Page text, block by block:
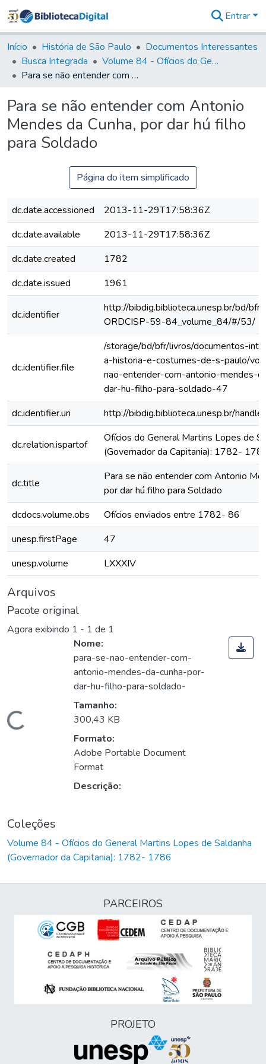
&
Coleções
Tudo na
Biblioteca
Estatísticas
Entrar
Início História de São Paulo
Documentos Interessantes
Busca Integrada
Volume 84 - Ofícios do General Martins Lopes de Saldanha (Governador da Capitania): 1782- 1786
Para se não entender com Antonio Mendes da Cunha, por dar hú filho para Soldado
Para se não entender com Antonio
Mendes da Cunha, por dar hú filho
para Soldado
Página do item simplificado
dc.date.accessioned
2013-11-29T17:58:36Z
dc.date.available
2013-11-29T17:58:36Z
dc.date.created
1782
dc.date.issued
1961
dc.identifier
http://bibdig.biblioteca.unesp.br/bd/
ORDCISP-59-84_volume_84/#/53/
dc.identifier.file
/storage/bd/bfr/livros/documentos-
a-historia-e-costumes-de-s-paulo/
nao-entender-com-antonio-mendes-
dar-hu-filho-para-soldado-47
dc.identifier.uri
http://bibdig.biblioteca.unesp.br/
dc.relation.ispartof
Ofícios do General Martins Lopes de
(Governador da Capitania): 1782-
dc.title
Para se não entender com Antonio
por dar hú filho para Soldado
dcdocs.volume.obs
Ofícios enviados entre 1782- 86
unesp.firstPage
47
unesp.volume
LXXXIV
Arquivos
Pacote original
Agora exibindo 1 - 1 de 1
Carregando...
Nome:
para-se-nao-entender-com-
antonio-mendes-da-cunha-por-
dar-hu-filho-para-soldado-
Tamanho:
300,43 KB
Formato:
Adobe Portable Document
Format
Descrição:
Coleções
Volume 84 - Ofícios do General Martins Lopes de Saldanha
(Governador da Capitania): 1782- 1786
PARCEIROS
PROJETO